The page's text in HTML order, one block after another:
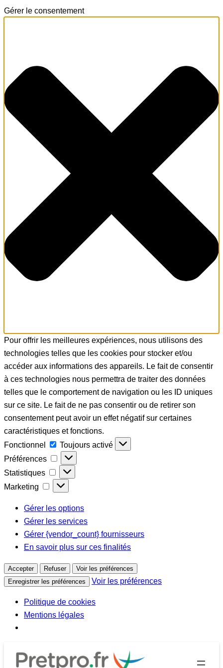
Gérer le consentement
Pour offrir les meilleures expériences, nous utilisons des
technologies telles que les cookies pour stocker et/ou
accéder aux informations des appareils. Le fait de consentir
à ces technologies nous permettra de traiter des données
telles que le comportement de navigation ou les ID uniques
sur ce site. Le fait de ne pas consentir ou de retirer son
consentement peut avoir un effet négatif sur certaines
caractéristiques et fonctions.
Fonctionnel
Fonctionnel
Toujours activé
Préférences
Préférences
Statistiques
Statistiques
Marketing
Marketing
Gérer les options
Gérer les services
Gérer {vendor_count} fournisseurs
En savoir plus sur ces finalités
Accepter Refuser
Voir les préférences
Enregistrer les préférences
Voir les préférences
Politique de cookies
Mentions légales